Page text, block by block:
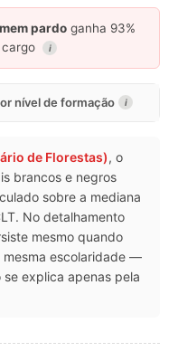
pardo ganha 93%
i
nível de formação i
de Florestas), o
brancos e negros
sobre a mediana
No detalhamento
mesmo quando
mesma escolaridade —
explica apenas pela